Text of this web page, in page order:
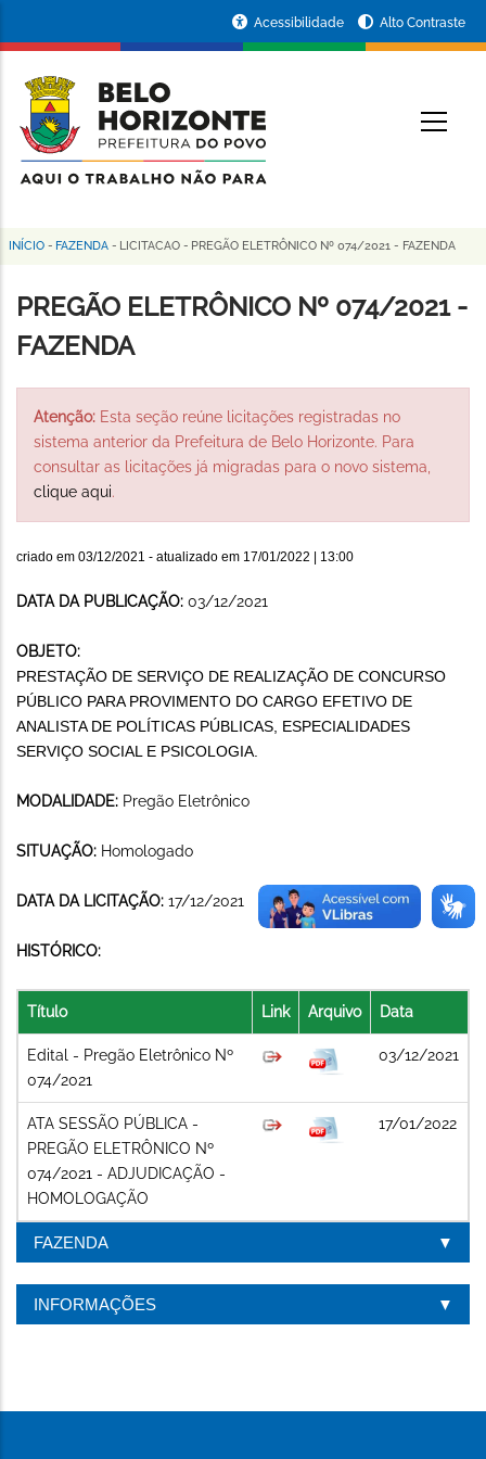
conteúdo
principal
da
Prefeitura
de
Horizonte
Acessibilidade Alto Contraste
Trilha
de
navegação
INÍCIO - FAZENDA - LICITACAO - PREGÃO ELETRÔNICO Nº 074/2021 - FAZENDA
PREGÃO ELETRÔNICO Nº 074/2021 -
FAZENDA
Atenção: Esta seção reúne licitações registradas no
sistema anterior da Prefeitura de Belo Horizonte. Para
consultar as licitações já migradas para o novo sistema,
clique aqui.
criado em 03/12/2021 - atualizado em 17/01/2022 | 13:00
DATA DA PUBLICAÇÃO: 03/12/2021
OBJETO:
PRESTAÇÃO DE SERVIÇO DE REALIZAÇÃO DE CONCURSO
PÚBLICO PARA PROVIMENTO DO CARGO EFETIVO DE
ANALISTA DE POLÍTICAS PÚBLICAS, ESPECIALIDADES
SERVIÇO SOCIAL E PSICOLOGIA.
MODALIDADE: Pregão Eletrônico
SITUAÇÃO: Homologado
DATA DA LICITAÇÃO: 17/12/2021
HISTÓRICO:
Título Link Arquivo Data
Edital - Pregão Eletrônico Nº
074/2021
03/12/2021
ATA SESSÃO PÚBLICA -
PREGÃO ELETRÔNICO Nº
074/2021 - ADJUDICAÇÃO -
HOMOLOGAÇÃO
17/01/2022
FAZENDA
INFORMAÇÕES